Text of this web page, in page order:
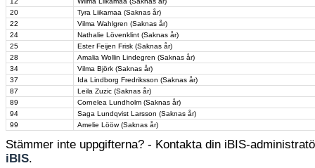
20
Tyra Liikamaa (Saknas år)
22
Vilma Wahlgren (Saknas år)
24
Nathalie Lövenklint (Saknas år)
25
Ester Feijen Frisk (Saknas år)
28
Amalia Wollin Lindegren (Saknas år)
34
Vilma Björk (Saknas år)
37
Ida Lindborg Fredriksson (Saknas år)
87
Leila Zuzic (Saknas år)
89
Cornelea Lundholm (Saknas år)
94
Saga Lundqvist Larsson (Saknas år)
99
Amelie Lööw (Saknas år)
Stämmer inte uppgifterna? - Kontakta din iBIS-
iBIS.